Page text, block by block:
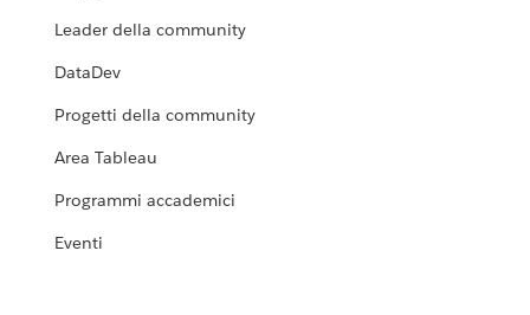
Leader della community
DataDev
Progetti della community
Area Tableau
Programmi accademici
Eventi